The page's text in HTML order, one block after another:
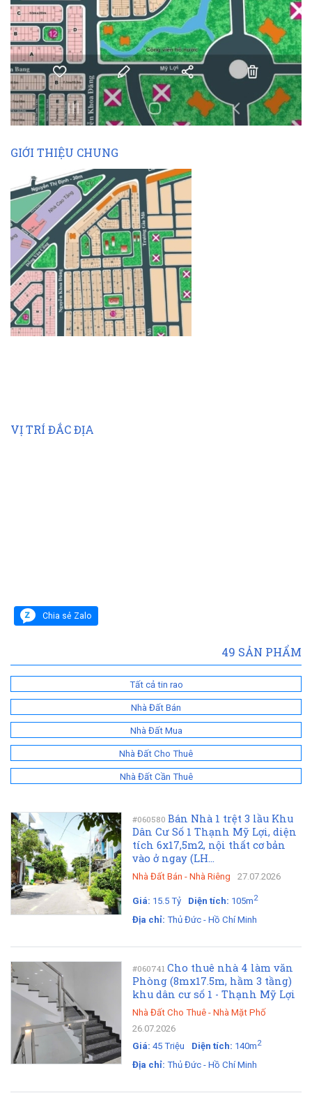
GIỚI THIỆU CHUNG
VỊ TRÍ ĐẮC ĐỊA
Chia sẻ Zalo
49 SẢN PHẨM
Tất cả tin rao
Nhà Đất Bán
Nhà Đất Mua
Nhà Đất Cho Thuê
Nhà Đất Cần Thuê
#060580 Bán Nhà 1 trệt 3 lầu Khu
Dân Cư Số 1 Thạnh Mỹ Lợi, diện
tích 6x17,5m2, nội thất cơ bản
vào ở ngay (LH...
Nhà Đất Bán - Nhà Riêng 27.07.2026
Giá: 15.5 Tỷ Diện tích: 105m2
Địa chỉ: Thủ Đức - Hồ Chí Minh
#060741 Cho thuê nhà 4 làm văn
Phòng (8mx17.5m, hầm 3 tầng)
khu dân cư số 1 - Thạnh Mỹ Lợi
Nhà Đất Cho Thuê - Nhà Mặt Phố
26.07.2026
Giá: 45 Triệu Diện tích: 140m2
Địa chỉ: Thủ Đức - Hồ Chí Minh